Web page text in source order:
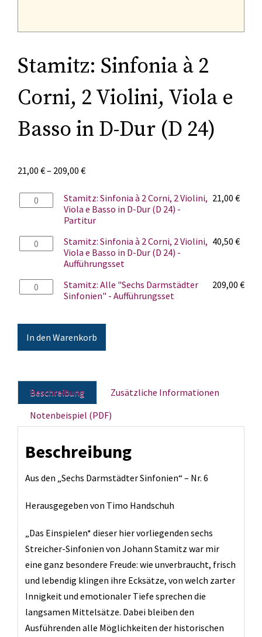
Stamitz: Sinfonia à 2
Corni, 2 Violini, Viola e
Basso in D-Dur (D 24)
21,00 €– 209,00 €
Stamitz:
Sinfonia
Corni,
2
Basso
(D
24)
Stamitz: Sinfonia à 2 Corni, 2 Violini,
Viola e Basso in D-Dur (D 24) -
Partitur
21,00 €
Stamitz:
Sinfonia
Corni,
2
Basso
in
(D
24)
-
Aufführungsset
Menge
Stamitz: Sinfonia à 2 Corni, 2 Violini,
Viola e Basso in D-Dur (D 24) -
Aufführungsset
40,50 €
Stamitz:
Alle
Aufführungsset
Stamitz: Alle "Sechs Darmstädter
Sinfonien" - Aufführungsset
209,00 €
In den Warenkorb
Beschreibung
Zusätzliche Informationen
Notenbeispiel (PDF)
Beschreibung
Aus den „Sechs Darmstädter Sinfonien“ – Nr. 6
Herausgegeben von Timo Handschuh
„Das Einspielen* dieser hier vorliegenden sechs
Streicher-Sinfonien von Johann Stamitz war mir
eine ganz besondere Freude: wie unverbraucht, frisch
und lebendig klingen ihre Ecksätze, von welch zarter
Innigkeit und emotionaler Tiefe sprechen die
langsamen Mittelsätze. Dabei bleiben den
Ausführenden alle Möglichkeiten der historischen